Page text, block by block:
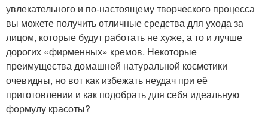
увлекательного и по-настоящему творческого процесса
вы можете получить отличные средства для ухода за
лицом, которые будут работать не хуже, а то и лучше
дорогих «фирменных» кремов. Некоторые
преимущества домашней натуральной косметики
очевидны, но вот как избежать неудач при её
приготовлении и как подобрать для себя идеальную
формулу красоты?